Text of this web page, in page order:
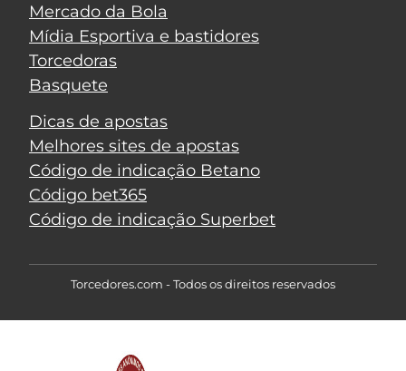
Mercado da Bola
Mídia Esportiva e bastidores
Torcedoras
Basquete
Dicas de apostas
Melhores sites de apostas
Código de indicação Betano
Código bet365
Código de indicação Superbet
Torcedores.com - Todos os direitos reservados